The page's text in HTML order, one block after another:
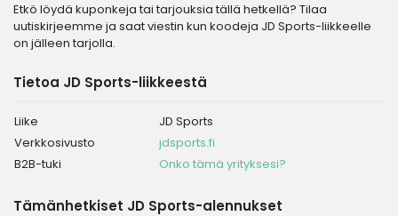
Etkö löydä kuponkeja tai tarjouksia tällä hetkellä? Tilaa
uutiskirjeemme ja saat viestin kun koodeja JD Sports-liikkeelle
on jälleen tarjolla.
Tietoa JD Sports-liikkeestä
Liike
JD Sports
Verkkosivusto
jdsports.fi
B2B-tuki
Onko tämä yrityksesi?
Tämänhetkiset JD Sports-alennukset